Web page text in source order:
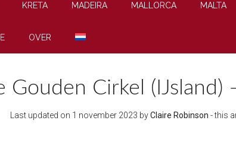
KRETA MADEIRA MALLORCA MALTA
OVER
Gouden Cirkel
Last updated on 1 november 2023 byClaire Robinson - this